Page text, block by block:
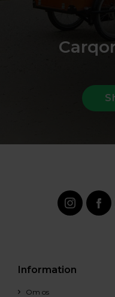
Information
Om os